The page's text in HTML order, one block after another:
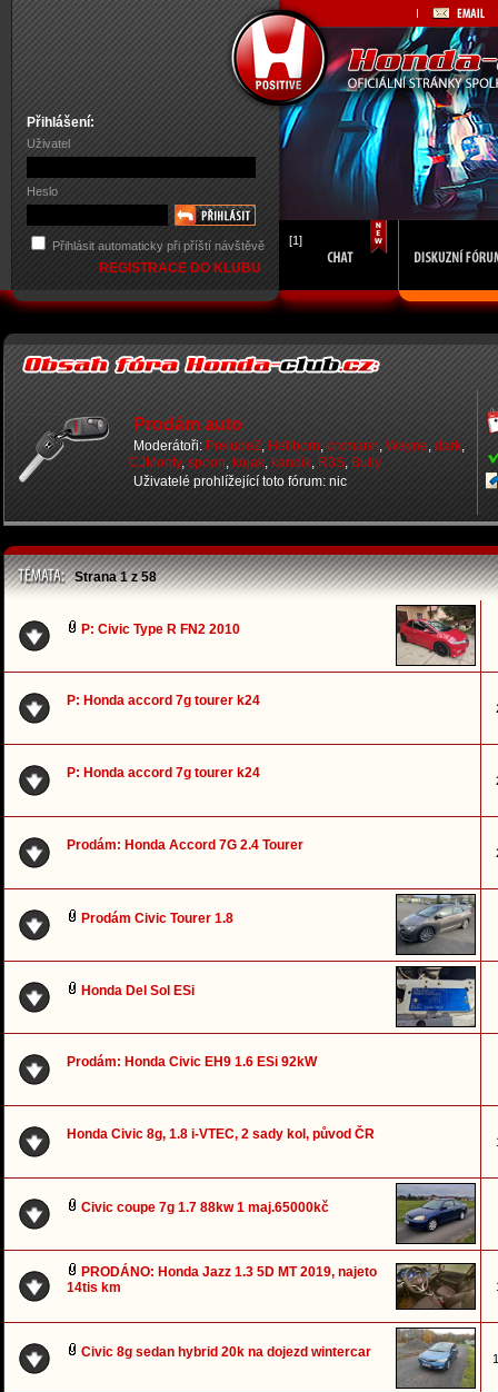
Přihlášení:
Uživatel
Heslo
Přihlásit automaticky při příští návštěvě
REGISTRACE DO KLUBU
[1]
Prodám auto
Moderátoři: PreludeZ, Hellborn, crxmann, Wayne, dark,
CJMonty, spoon, kojak, kandik, R3S, Bully
Uživatelé prohlížející toto fórum: nic
Strana1z58
P: Civic Type R FN2 2010
P: Honda accord 7g tourer k24
P: Honda accord 7g tourer k24
Prodám: Honda Accord 7G 2.4 Tourer
Prodám Civic Tourer 1.8
Honda Del Sol ESi
Prodám: Honda Civic EH9 1.6 ESi 92kW
Honda Civic 8g, 1.8 i-VTEC, 2 sady kol, původ ČR
Civic coupe 7g 1.7 88kw 1 maj.65000kč
PRODÁNO: Honda Jazz 1.3 5D MT 2019, najeto
14tis km
Civic 8g sedan hybrid 20k na dojezd wintercar